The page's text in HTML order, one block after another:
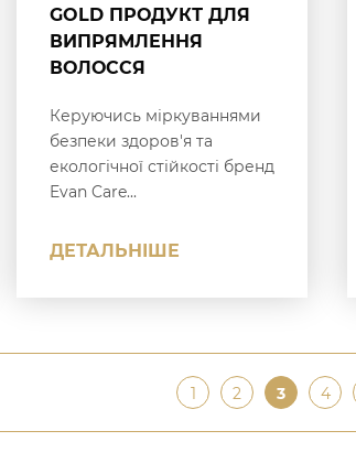
GOLD ПРОДУКТ ДЛЯ
ВИПРЯМЛЕННЯ
ВОЛОССЯ
Керуючись міркуваннями
безпеки здоров'я та
екологічної стійкості бренд
Evan Care...
ДЕТАЛЬНІШЕ
1 2 3 4